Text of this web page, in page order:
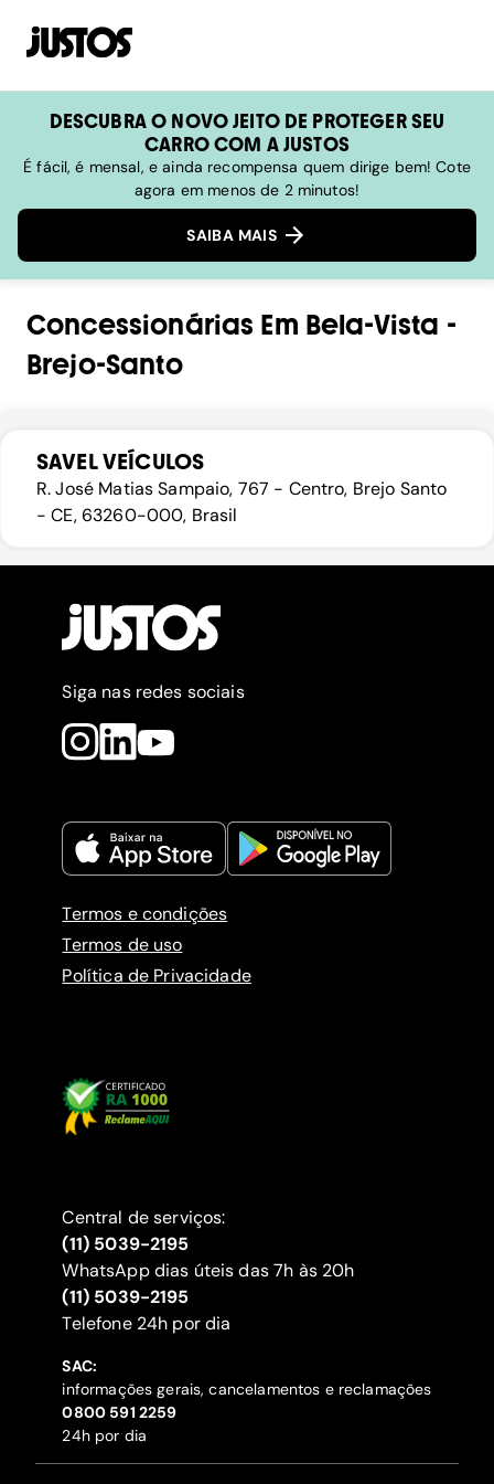
DESCUBRA O NOVO JEITO DE PROTEGER SEU
CARRO COM A JUSTOS
É fácil, é mensal, e ainda recompensa quem dirige bem! Cote
agora em menos de 2 minutos!
SAIBA MAIS
Concessionárias Em Bela-Vista -
Brejo-Santo
SAVEL VEÍCULOS
R. José Matias Sampaio, 767 - Centro, Brejo Santo
- CE, 63260-000, Brasil
Siga nas redes sociais
Termos e condições
Termos de uso
Política de Privacidade
Central de serviços:
(11) 5039-2195
WhatsApp dias úteis das 7h às 20h
(11) 5039-2195
‍Telefone 24h por dia
SAC:
informações gerais, cancelamentos e reclamações
‍0800 591 2259
24h por dia